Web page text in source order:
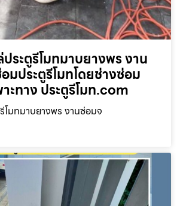
ประตูรีโมทมาบยางพร งาน
มประตูรีโมทโดยช่างซ่อม
ะทาง ประตูรีโมท.com
โมทมาบยางพร งานซ่อมจ